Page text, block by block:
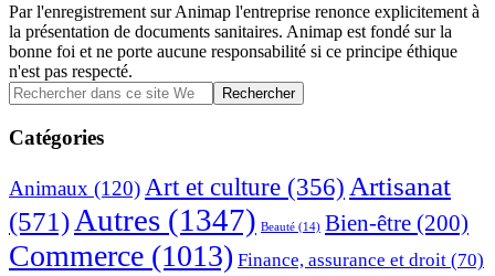
Par l'enregistrement sur Animap l'entreprise renonce explicitement à
la présentation de documents sanitaires. Animap est fondé sur la
bonne foi et ne porte aucune responsabilité si ce principe éthique
n'est pas respecté.
Barre
latérale
principale
Rechercher
dans
ce
site
Catégories
Animaux (120)Art et culture (356) Artisanat
(571) Autres (1347) Beauté (14) Bien-être (200)
Commerce (1013) Finance, assurance et droit (70)